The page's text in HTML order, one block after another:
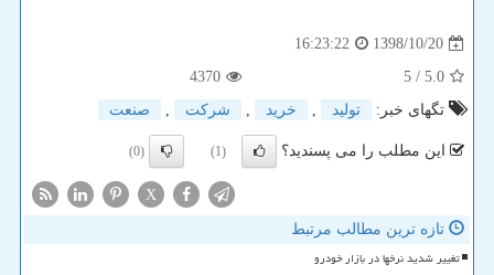
1398/10/20
16:23:22
5.0
/ 5
4370
تگهای خبر:
تولید , خرید , شركت , صنعت
این مطلب را می پسندید؟ (1)
(0)
X
تازه ترین مطالب مرتبط
تغییر شدید نرخها در بازار خودرو